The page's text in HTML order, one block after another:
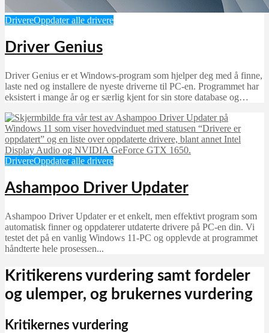
DrivereOppdater alle drivere
Driver Genius
Driver Genius er et Windows-program som hjelper deg med å finne,
laste ned og installere de nyeste driverne til PC-en. Programmet har
eksistert i mange år og er særlig kjent for sin store database og…
DrivereOppdater alle drivere
Ashampoo Driver Updater
Ashampoo Driver Updater er et enkelt, men effektivt program som
automatisk finner og oppdaterer utdaterte drivere på PC-en din. Vi
testet det på en vanlig Windows 11-PC og opplevde at programmet
håndterte hele prosessen...
Kritikerens vurdering samt fordeler
og ulemper, og brukernes vurdering
Kritikernes vurdering